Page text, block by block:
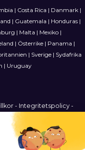
| Costa Rica | Danmark|
| Guatemala | Honduras|
| Malta | Mexiko |
| Österrike| Panama |
| Sverige| Sydafrika
| Uruguay
- Integritetspolicy-